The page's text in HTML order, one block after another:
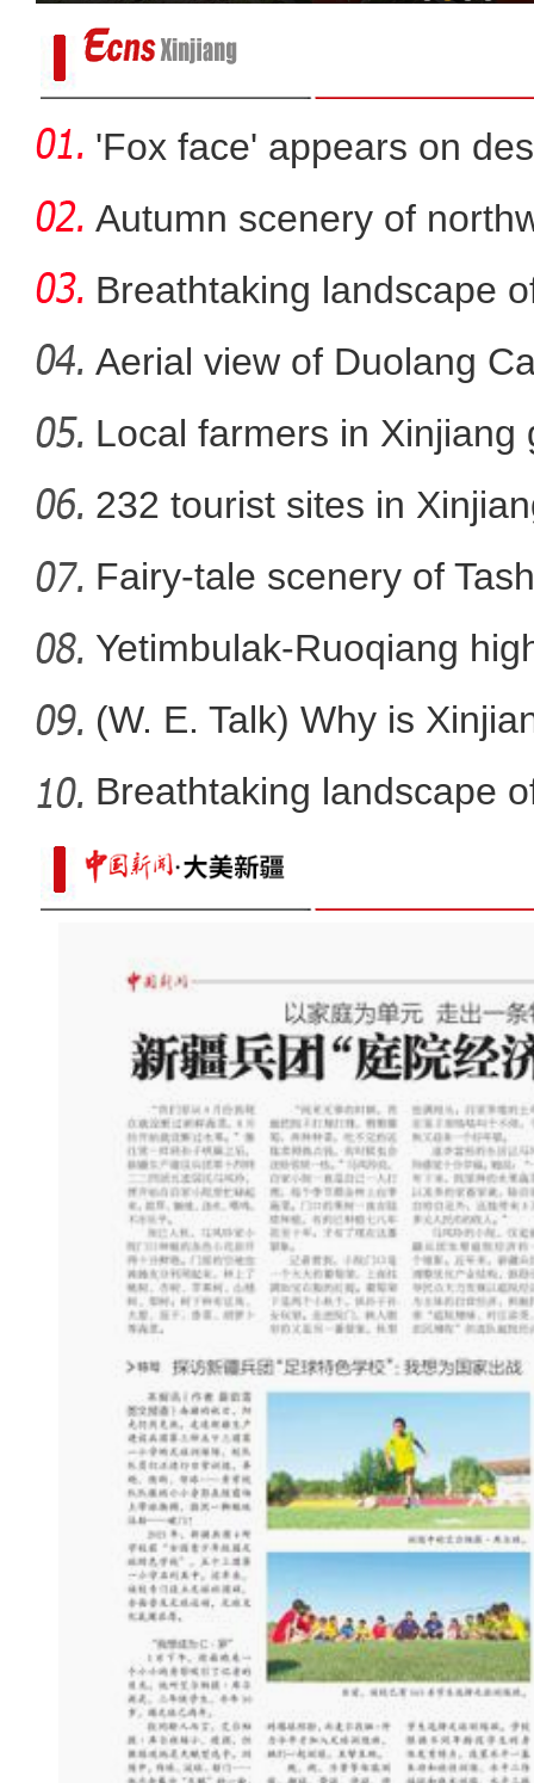
新疆北部千顷高粱
新疆棉花即将进入采收期 机
'Fox face' appears on
Autumn scenery of
Breathtaking landscape
Aerial view of Duolang
Local farmers in Xinjiang
232 tourist sites in
Fairy-tale scenery of
Yetimbulak-Ruoqiang
ope
(W. E. Talk) Why is
Breathtaking landscape